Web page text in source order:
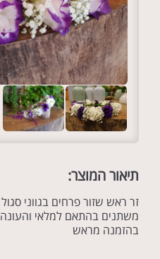
תיאור המוצר:
זר ראש שזור פרחים בגווני סגול
משתנים בהתאם למלאי והעונה
בהזמנה מראש